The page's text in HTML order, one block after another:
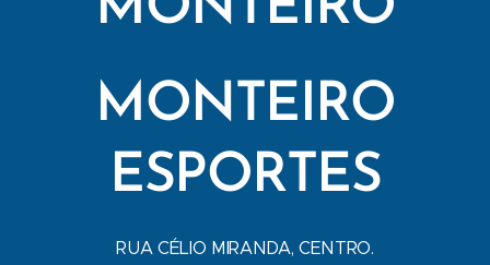
MONTEIRO
ESPORTES
RUA CÉLIO MIRANDA, CENTRO.